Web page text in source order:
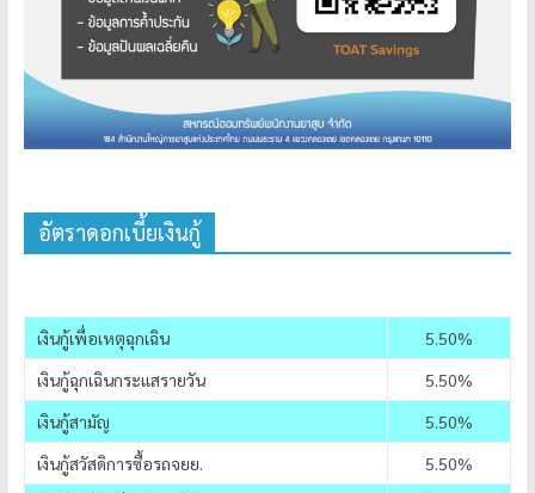
อัตราดอกเบี้ยเงินกู้
เงินกู้เพื่อเหตุฉุกเฉิน
5.50%
เงินกู้ฉุกเฉินกระแสรายวัน
5.50%
เงินกู้สามัญ
5.50%
เงินกู้สวัสดิการซื้อรถจยย.
5.50%